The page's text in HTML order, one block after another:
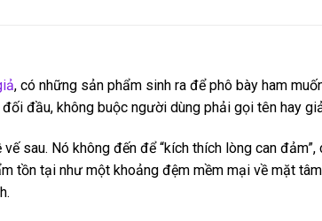
, có những sản phẩm sinh ra để phô bày ham
đầu, không buộc người dùng phải gọi tên hay
sau. Nó không đến để “kích thích lòng can
tồn tại như một khoảng đệm mềm mại về mặt